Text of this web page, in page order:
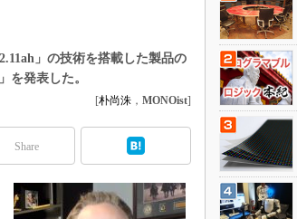
ト展
フト開発
ツール
ンタ
ルツインとCAE
」の技術を搭載した製品の
発表した。
[朴尚洙 ， MONOist]
Share